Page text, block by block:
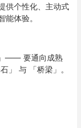
供个性化、主动式
体验。
—— 要通向成熟
」 与 「桥梁」。